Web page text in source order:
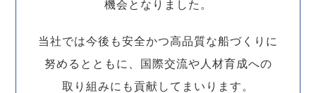
機会となりました。
当社では今後も安全かつ高品質な船づくりに
努めるとともに、国際交流や人材育成への
取り組みにも貢献してまいります。